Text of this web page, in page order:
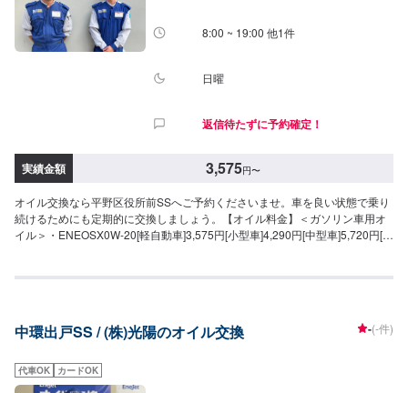
8:00 ~ 19:00 他1件
日曜
返信待たずに予約確定！
実績金額 3,575円〜
オイル交換なら平野区役所前SSへご予約くださいませ。車を良い状態で乗り
続けるためにも定期的に交換しましょう。【オイル料金】＜ガソリン車用オ
イル＞・ENEOSX0W-20[軽自動車]3,575円[小型車]4,290円[中型車]5,720円[大
える場合）・ENEOSXPRIME0W-20[軽自動車]5,500円[小型車]6,600円[中型
型車]11,000円※円/0.5L（5Lを超える場合）・ENEOSXPRIME5W-40[軽自動
える場合）＜ディーゼル車用オイル＞・DL-15W-30[全車種]1,430円/L※715
円/0.5L（5Lを超える場合）・DL-210W-30[全車種]1,210円/L※605
中環出戸SS / (株)光陽のオイル交換 -(-件)
代車OK カードOK